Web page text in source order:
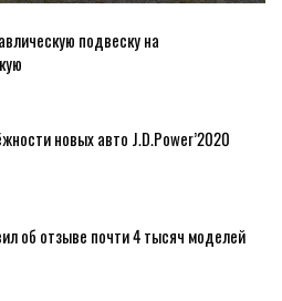
подвеску на
новых авто J.D.Power’2020
об отзыве почти 4 тысяч моделей